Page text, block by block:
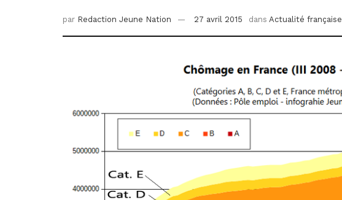
par Redaction Jeune Nation 27 avril 2015 dans Actualité française